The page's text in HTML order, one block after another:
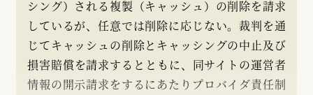
シング）される複製（キャッシュ）の削除を請求
しているが、任意では削除に応じない。裁判を通
じてキャッシュの削除とキャッシングの中止及び
損害賠償を請求するとともに、同サイトの運営者
情報の開示請求をするにあたりプロバイダ責任制